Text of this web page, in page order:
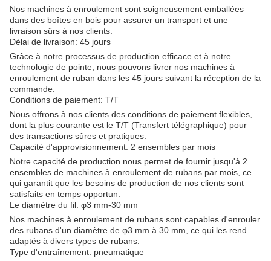
Nos machines à enroulement sont soigneusement emballées
dans des boîtes en bois pour assurer un transport et une
livraison sûrs à nos clients.
Délai de livraison: 45 jours
Grâce à notre processus de production efficace et à notre
technologie de pointe, nous pouvons livrer nos machines à
enroulement de ruban dans les 45 jours suivant la réception de la
commande.
Conditions de paiement: T/T
Nous offrons à nos clients des conditions de paiement flexibles,
dont la plus courante est le T/T (Transfert télégraphique) pour
des transactions sûres et pratiques.
Capacité d'approvisionnement: 2 ensembles par mois
Notre capacité de production nous permet de fournir jusqu'à 2
ensembles de machines à enroulement de rubans par mois, ce
qui garantit que les besoins de production de nos clients sont
satisfaits en temps opportun.
Le diamètre du fil: φ3 mm-30 mm
Nos machines à enroulement de rubans sont capables d'enrouler
des rubans d'un diamètre de φ3 mm à 30 mm, ce qui les rend
adaptés à divers types de rubans.
Type d'entraînement: pneumatique